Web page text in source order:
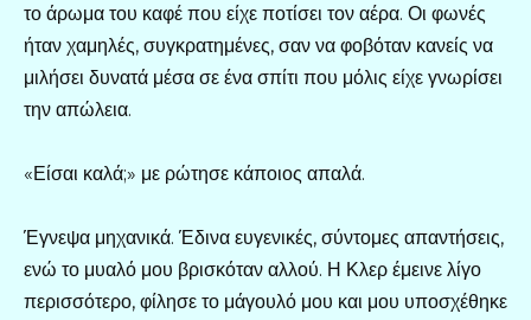
το άρωμα του καφέ που είχε ποτίσει τον αέρα. Οι φωνές
ήταν χαμηλές, συγκρατημένες, σαν να φοβόταν κανείς να
μιλήσει δυνατά μέσα σε ένα σπίτι που μόλις είχε γνωρίσει
την απώλεια.
«Είσαι καλά;» με ρώτησε κάποιος απαλά.
Έγνεψα μηχανικά. Έδινα ευγενικές, σύντομες απαντήσεις,
ενώ το μυαλό μου βρισκόταν αλλού. Η Κλερ έμεινε λίγο
περισσότερο, φίλησε το μάγουλό μου και μου υποσχέθηκε